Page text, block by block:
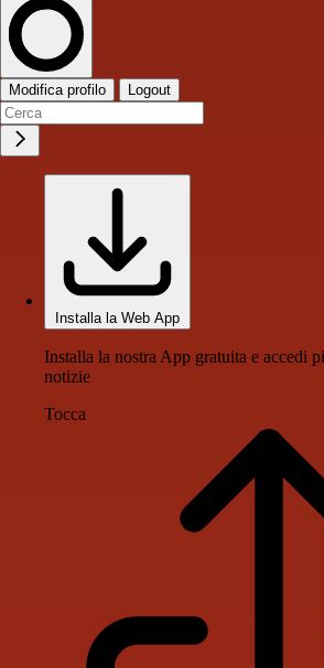
Modifica profilo Logout
Installa la Web App
Installa la nostra App gratuita e accedi
notizie
Tocca